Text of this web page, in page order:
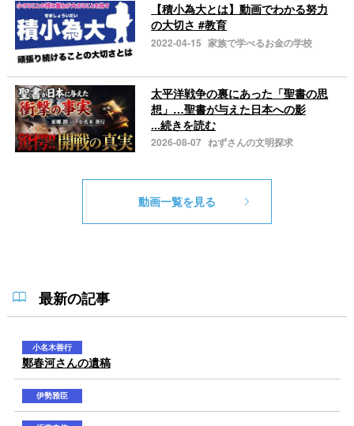
【積小為大とは】動画でわかる努力
の大切さ #教育
2022-04-15 家族で学べるお金の学校
太平洋戦争の裏にあった「聖書の思
想」…聖書が与えた日本への影
...続きを読む
2026-08-07 ねずさんの文明探求
動画一覧を見る
最新の記事